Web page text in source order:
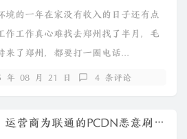
境的一年在家没有收入的日子还有点
作工作真心难找去郑州找了半月，毛
来了郑州，都要打一圈电话...
年 08 月 21 日 4 条评论
运营商为联通的PCDN恶意刷量事件